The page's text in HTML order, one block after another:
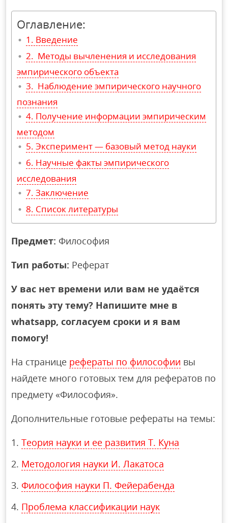
Оглавление:
Введение
Методы вычленения и исследования
эмпирического объекта
Наблюдение эмпирического научного
познания
Получение информации эмпирическим
методом
Эксперимент — базовый метод науки
Научные факты эмпирического
исследования
Заключение
Список литературы
Предмет: Философия
Тип работы: Реферат
У вас нет времени или вам не удаётся
понять эту тему? Напишите мне в
whatsapp, согласуем сроки и я вам
помогу!
На странице рефераты по философии вы
найдете много готовых тем для рефератов по
предмету «Философия».
Дополнительные готовые рефераты на темы:
Теория науки и ее развития Т. Куна
Методология науки И. Лакатоса
Философия науки П. Фейерабенда
Проблема классификации наук